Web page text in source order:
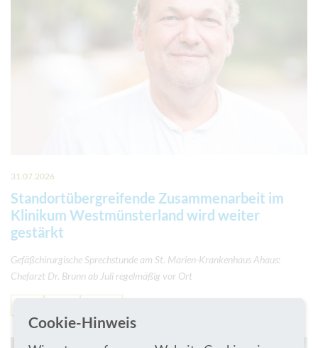
31.07.2026
Standortübergreifende Zusammenarbeit im
Klinikum Westmünsterland wird weiter
gestärkt
Gefäßchirurgische Sprechstunde am St. Marien-Krankenhaus Ahaus:
Chefarzt Dr. Brunn ab Juli regelmäßig vor Ort
Cookie-Hinweis